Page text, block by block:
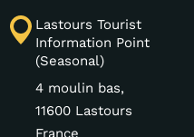
Lastours Tourist
Information Point
(Seasonal)
4 moulin bas,
11600 Lastours
France